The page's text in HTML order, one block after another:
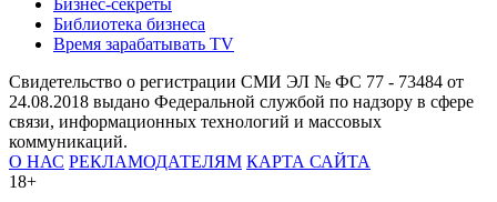
Библиотека бизнеса
Время зарабатывать TV
Свидетельство о регистрации СМИ ЭЛ № ФС 77 - 73484 от
24.08.2018 выдано Федеральной службой по надзору в сфере
связи, информационных технологий и массовых
коммуникаций.
О НАС РЕКЛАМОДАТЕЛЯМ КАРТА САЙТА
18+